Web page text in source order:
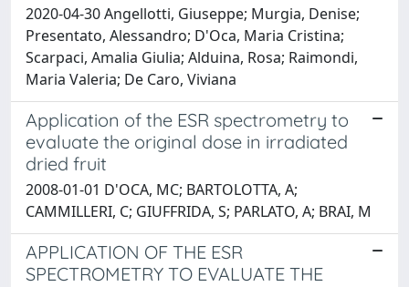
2020-04-30 Angellotti, Giuseppe; Murgia, Denise;
Presentato, Alessandro; D'Oca, Maria Cristina;
Scarpaci, Amalia Giulia; Alduina, Rosa; Raimondi,
Maria Valeria; De Caro, Viviana
Application of the ESR spectrometry to
evaluate the original dose in irradiated
dried fruit
2008-01-01 D'OCA, MC; BARTOLOTTA, A;
CAMMILLERI, C; GIUFFRIDA, S; PARLATO, A; BRAI, M
APPLICATION OF THE ESR
SPECTROMETRY TO EVALUATE THE